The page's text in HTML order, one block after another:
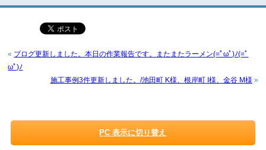
« ブログ更新しました。本日の作業報告です。またまたラーメン(=ﾟωﾟ)ﾉ(=ﾟ
ωﾟ)ﾉ
施工事例3件更新しました。/池田町 K様、根岸町 I様、金谷 M様»
PC 表示に切り替え